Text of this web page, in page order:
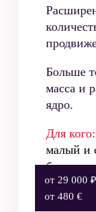
Больше
масса и
ядро.
Для кого:
малый и
бизнес
от 29 000 ₽
от 480 €